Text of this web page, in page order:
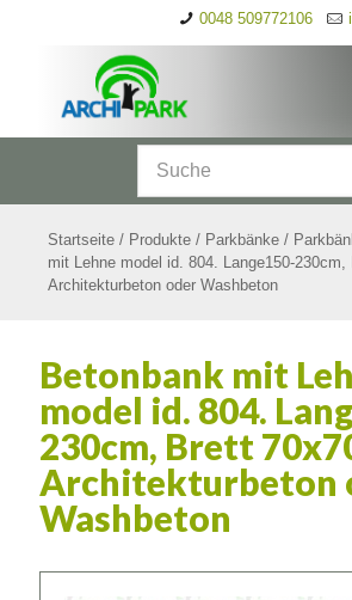
0048 509772106
Startseite / Produkte / Parkbänke /
mit Lehne model id. 804. Lange150-
Architekturbeton oder Washbeton
Betonbank mit
model id. 804.
230cm, Brett
Architekturbeton
Washbeton